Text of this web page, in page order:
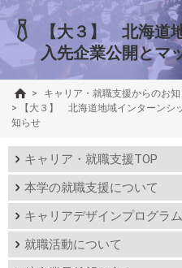
【大３】 北海道
入先企業公開とマ
>
キャリア・就職支援からのお
>
【大３】 北海道地域インターンシ
知らせ
キャリア・就職支援TOP
本学の就職支援について
キャリアデザインプログラム
就職活動について